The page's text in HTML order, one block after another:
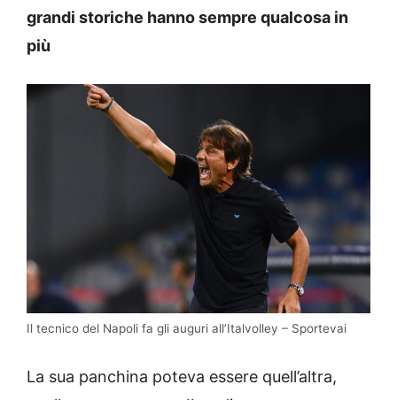
grandi storiche hanno sempre qualcosa in
più
Il tecnico del Napoli fa gli auguri all’Italvolley – Sportevai
La sua panchina poteva essere quell’altra,